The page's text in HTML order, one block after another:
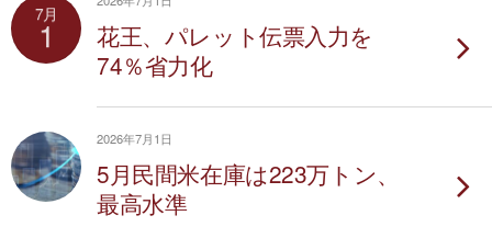
7月
1
花王、パレット伝票入力を
74％省力化
2026年7月1日
5月民間米在庫は223万トン、
最高水準